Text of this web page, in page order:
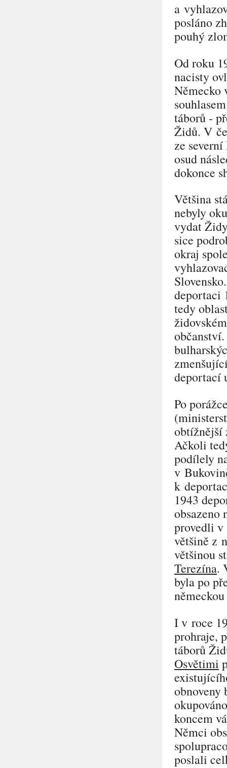
a
posláno
pouhý
Od roku
nacisty
Německo
táborů -
Židů. V
ze
osud
dokonce
Většina
nebyly
vydat
sice
okraj
deportaci
tedy
deportací
Po
obtížnější
Ačkoli
podílely
v
k
1943
obsazeno
provedli v
většině z
většinou
Terezína.
byla po
I v roce
prohraje,
táborů
Osvětimi
obnoveny
koncem
Němci
poslali